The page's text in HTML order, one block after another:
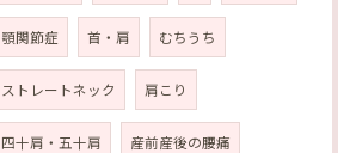
顎関節症 首・肩 むちうち
ストレートネック 肩こり
四十肩・五十肩 産前産後の腰痛